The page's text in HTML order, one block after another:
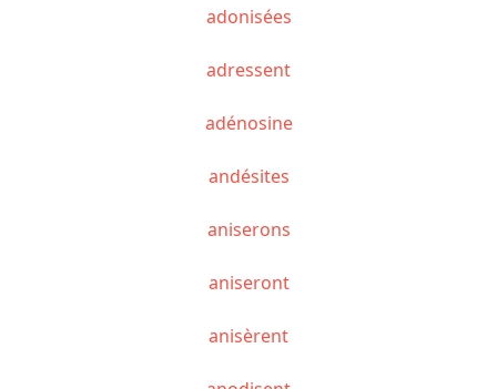
adonisées
adressent
adénosine
andésites
aniserons
aniseront
anisèrent